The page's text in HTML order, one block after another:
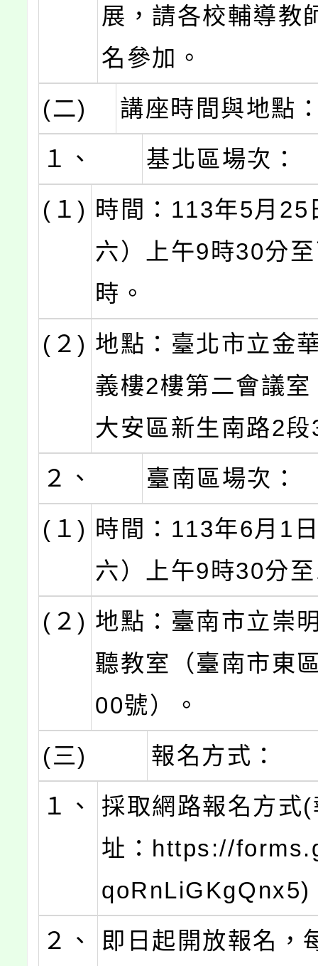
展，請各校輔導教
名參加。
(二)
講座時間與地點
１、
基北區場次：
(１) 時間：113年5月25
六）上午9時30分
時。
(２) 地點：臺北市立金
義樓2樓第二會議
大安區新生南路2
２、
臺南區場次：
(１) 時間：113年6月1
六）上午9時30分
(２) 地點：臺南市立崇
聽教室（臺南市東
00號）。
(三)
報名方式：
１、
採取網路報名方式
址：https://
qoRnLiGKgQnx5)
２、
即日起開放報名，